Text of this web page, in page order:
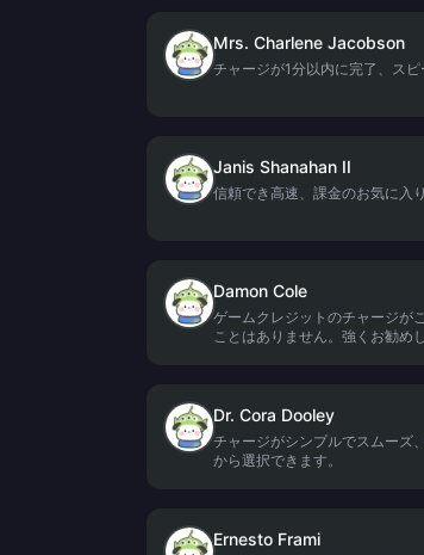
Mrs. Charlene Jacobson
チャージが1分以内に完了、スピ
Janis Shanahan II
信頼でき高速、課金のお気に入
Damon Cole
ゲームクレジットのチャージが
ことはありません。強くお勧め
Dr. Cora Dooley
チャージがシンプルでスムーズ
から選択できます。
Ernesto Frami